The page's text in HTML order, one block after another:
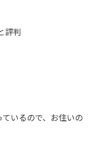
評判
いるので、お住いの